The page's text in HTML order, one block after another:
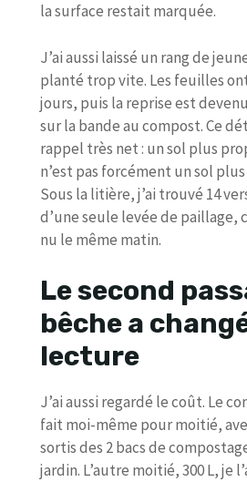
la surface restait marquée.
J’ai aussi laissé un rang de
planté trop vite. Les feuilles
jours, puis la reprise est
sur la bande au compost. Ce
rappel très net : un sol plus
n’est pas forcément un sol
Sous la litière, j’ai trouvé 14
d’une seule levée de paillage,
nu le même matin.
Le second
bêche a
lecture
J’ai aussi regardé le coût. Le
fait moi-même pour moitié,
sortis des 2 bacs de
jardin. L’autre moitié, 300 L, je